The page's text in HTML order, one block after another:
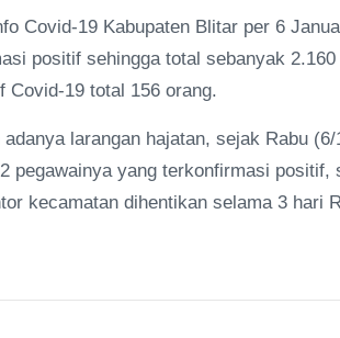
Covid-19 Kabupaten Blitar per 6
positif sehingga total sebanyak
Covid-19 total 156 orang.
larangan hajatan, sejak Rabu
pegawainya yang terkonfirmasi positif,
kecamatan dihentikan selama 3 hari